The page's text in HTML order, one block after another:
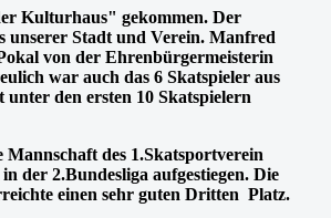
Kulturhaus" gekommen. Der
unserer Stadt und Verein. Manfred
von der Ehrenbürgermeisterin
war auch das 6 Skatspieler aus
unter den ersten 10 Skatspielern
Mannschaft des 1.Skatsportverein
der 2.Bundesliga aufgestiegen. Die
einen sehr guten Dritten Platz.